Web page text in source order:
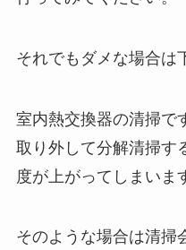
それでもダメな場合は
室内熱交換器の清掃で
取り外して分解清掃す
度が上がってしまいま
そのような場合は清掃